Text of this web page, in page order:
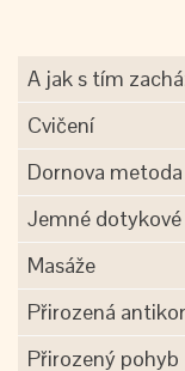
A jak s tím
Cvičení
Dornova metoda
Jemné
Masáže
Přirozená
Přirozený pohyb